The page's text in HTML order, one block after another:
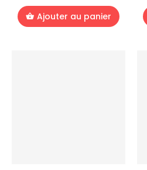
Ajouter au panier